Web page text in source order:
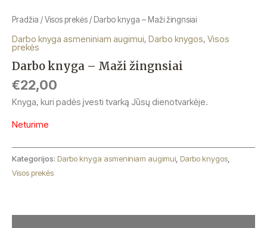
Pradžia /Visos prekės / Darbo knyga – Maži žingnsiai
Darbo knyga asmeniniam augimui, Darbo knygos, Visos
prekės
Darbo knyga – Maži žingnsiai
€22,00
Knyga, kuri padės įvesti tvarką Jūsų dienotvarkėje.
Neturime
Kategorijos: Darbo knyga asmeniniam augimui, Darbo knygos,
Visos prekės